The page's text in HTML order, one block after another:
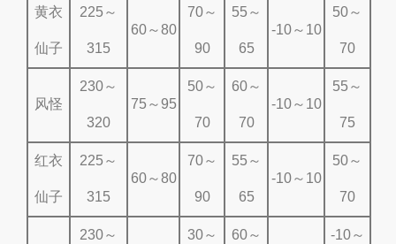
黄衣
仙子
225～
315
60～80
70～
90
55～
65
-10～10
50～
70
风怪
230～
320
75～95
50～
70
60～
70
-10～10
55～
75
红衣
仙子
225～
315
60～80
70～
90
55～
65
-10～10
50～
70
230～ 30～ 60～ -10～